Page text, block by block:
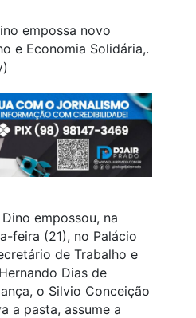
empossa novo
e Economia Solidária,.
empossou, na
feira (21), no Palácio
de Trabalho e
Dias de
o Silvio Conceição
a pasta, assume a